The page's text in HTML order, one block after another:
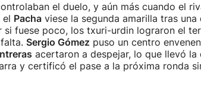
el duelo, y aún más cuando el
el Pacha viese la segunda amarilla tras
si fuese poco, los txuri-urdin lograron el
Sergio Gómez puso un centro
acertaron a despejar, lo que llevó la
y certificó el pase a la próxima ronda